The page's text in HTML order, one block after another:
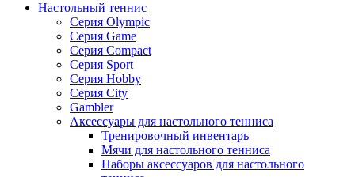
Настольный теннис
Серия Olympic
Серия Game
Серия Compact
Серия Sport
Серия Hobby
Серия City
Gambler
Аксессуары для настольного тенниса
Тренировочный инвентарь
Мячи для настольного тенниса
Наборы аксессуаров для настольного